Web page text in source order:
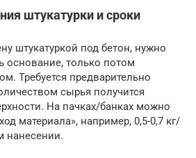
штукатурки и сроки
штукатуркой под бетон, нужно
основание, только потом
Требуется предварительно
сырья получится
На пачках/банках можно
материала», например, 0,5-0,7 кг/
нанесении.